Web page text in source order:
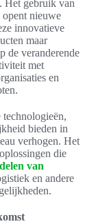
Het gebruik van
nieuwe
innovatieve
maar
de veranderende
met
en
bieden in
verhogen. Het
die
van
en andere